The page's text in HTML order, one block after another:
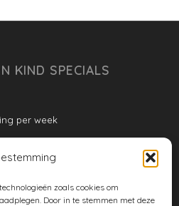
zoals cookies om
Door in te stemmen met deze
KIND SPECIALS
per week
per maand